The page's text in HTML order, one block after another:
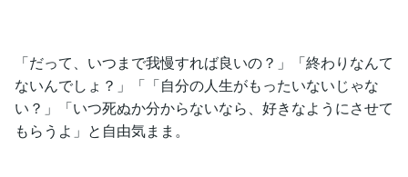
「だって、いつまで我慢すれば良いの？」「終わりなんて
ないんでしょ？」「「自分の人生がもったいないじゃな
い？」「いつ死ぬか分からないなら、好きなようにさせて
もらうよ」と自由気まま。